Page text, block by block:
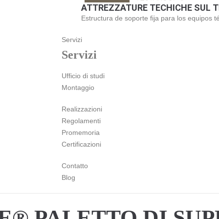
ATTREZZATURE TECHICHE SUL
Estructura de soporte fija para los equipos
Servizi
Servizi
Ufficio di studi
Montaggio
Realizzazioni
Regolamenti
Promemoria
Certificazioni
Contatto
Blog